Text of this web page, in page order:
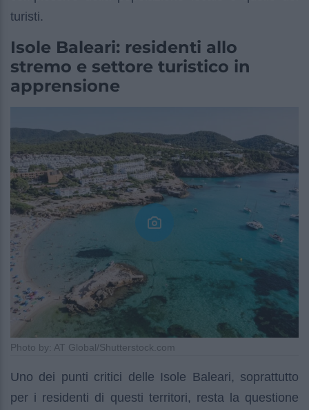
turisti.
Isole Baleari: residenti allo
stremo e settore turistico in
apprensione
Photo by: AT Global/Shutterstock.com
Uno dei punti critici delle Isole Baleari, soprattutto
per i residenti di questi territori, resta la questione